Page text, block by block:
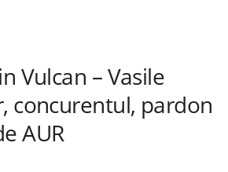
Vulcan – Vasile
concurentul, pardon
AUR